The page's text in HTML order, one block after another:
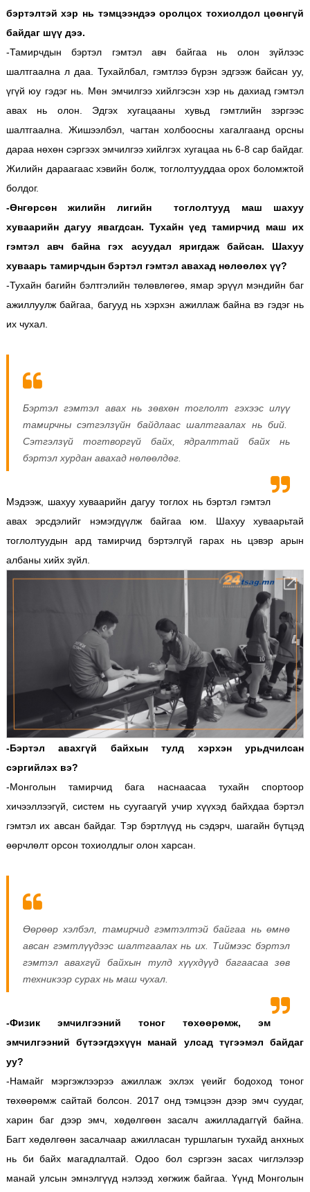
бэртэлтэй хэр нь тэмцээндээ оролцох тохиолдол цөөнгүй
байдаг шүү дээ.
-Тамирчдын бэртэл гэмтэл авч байгаа нь олон зүйлээс
шалтгаална л даа. Тухайлбал, гэмтлээ бүрэн эдгээж байсан уу,
үгүй юу гэдэг нь. Мөн эмчилгээ хийлгэсэн хэр нь дахиад гэмтэл
авах нь олон. Эдгэх хугацааны хувьд гэмтлийн зэргээс
шалтгаална. Жишээлбэл, чагтан холбоосны хагалгаанд орсны
дараа нөхөн сэргээх эмчилгээ хийлгэх хугацаа нь 6-8 сар байдаг.
Жилийн дараагаас хэвийн болж, тоглолтууддаа орох боломжтой
болдог.
-Өнгөрсөн жилийн лигийн тоглолтууд маш шахуу
хуваарийн дагуу явагдсан. Тухайн үед тамирчид маш их
гэмтэл авч байна гэх асуудал яригдаж байсан. Шахуу
хуваарь тамирчдын бэртэл гэмтэл авахад нөлөөлөх үү?
-Тухайн багийн бэлтгэлийн төлөвлөгөө, ямар эрүүл мэндийн баг
ажиллуулж байгаа, багууд нь хэрхэн ажиллаж байна вэ гэдэг нь
их чухал.
Бэртэл гэмтэл авах нь зөвхөн тоглолт гэхээс илүү
тамирчны сэтгэлзүйн байдлаас шалтгаалах нь бий.
Сэтгэлзүй тогтворгүй байх, ядралттай байх нь
бэртэл хурдан авахад нөлөөлдөг.
Мэдээж, шахуу хуваарийн дагуу тоглох нь бэртэл гэмтэл
авах эрсдэлийг нэмэгдүүлж байгаа юм. Шахуу хуваарьтай
тоглолтуудын ард тамирчид бэртэлгүй гарах нь цэвэр арын
албаны хийх зүйл.
-Бэртэл авахгүй байхын тулд хэрхэн урьдчилсан
сэргийлэх вэ?
-Монголын тамирчид бага наснаасаа тухайн спортоор
хичээллээгүй, систем нь суугаагүй учир хүүхэд байхдаа бэртэл
гэмтэл их авсан байдаг. Тэр бэртлүүд нь сэдэрч, шагайн бүтцэд
өөрчлөлт орсон тохиолдлыг олон харсан.
Өөрөөр хэлбэл, тамирчид гэмтэлтэй байгаа нь өмнө
авсан гэмтлүүдээс шалтгаалах нь их. Тиймээс бэртэл
гэмтэл авахгүй байхын тулд хүүхдүүд багаасаа зөв
техникээр сурах нь маш чухал.
-Физик эмчилгээний тоног төхөөрөмж, эм
эмчилгээний бүтээгдэхүүн манай улсад түгээмэл байдаг
уу?
-Намайг мэргэжлээрээ ажиллаж эхлэх үеийг бодоход тоног
төхөөрөмж сайтай болсон. 2017 онд тэмцээн дээр эмч суудаг,
харин баг дээр эмч, хөдөлгөөн засалч ажилладаггүй байна.
Багт хөдөлгөөн засалчаар ажилласан туршлагын тухайд анхных
нь би байх магадлалтай. Одоо бол сэргээн засах чиглэлээр
манай улсын эмнэлгүүд нэлээд хөгжиж байгаа. Үүнд Монголын